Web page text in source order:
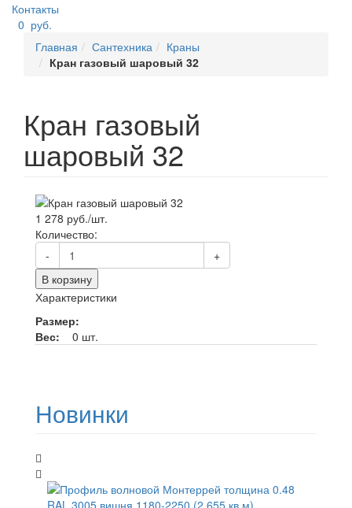
Контакты
0 руб.
Главная
Сантехника
Краны
Кран газовый шаровый 32
Кран газовый
шаровый 32
1 278 руб./шт.
Количество:
-
+
В корзину
Характеристики
Размер:
Вес:
0 шт.
Новинки